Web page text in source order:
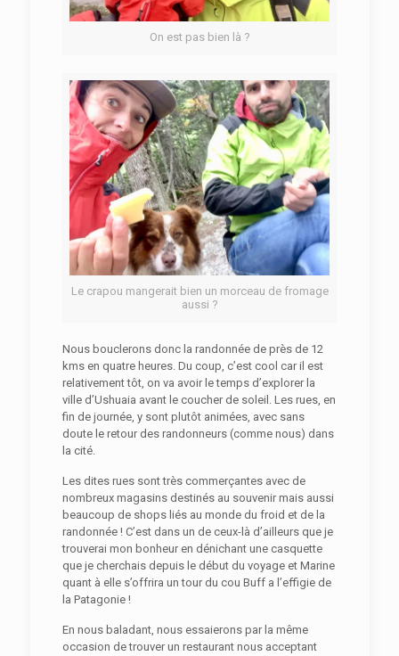
On est pas bien là ?
Le crapou mangerait bien un morceau de fromage
aussi ?
Nous bouclerons donc la randonnée de près de 12
kms en quatre heures. Du coup, c’est cool car il est
relativement tôt, on va avoir le temps d’explorer la
ville d’Ushuaia avant le coucher de soleil. Les rues, en
fin de journée, y sont plutôt animées, avec sans
doute le retour des randonneurs (comme nous) dans
la cité.
Les dites rues sont très commerçantes avec de
nombreux magasins destinés au souvenir mais aussi
beaucoup de shops liés au monde du froid et de la
randonnée ! C’est dans un de ceux-là d’ailleurs que je
trouverai mon bonheur en dénichant une casquette
que je cherchais depuis le début du voyage et Marine
quant à elle s’offrira un tour du cou Buff a l’effigie de
la Patagonie !
En nous baladant, nous essaierons par la même
occasion de trouver un restaurant nous acceptant